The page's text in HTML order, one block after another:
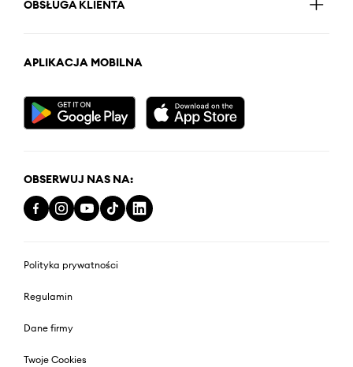
OBSŁUGA KLIENTA
APLIKACJA MOBILNA
OBSERWUJ NAS NA:
Polityka prywatności
Regulamin
Dane firmy
Twoje Cookies